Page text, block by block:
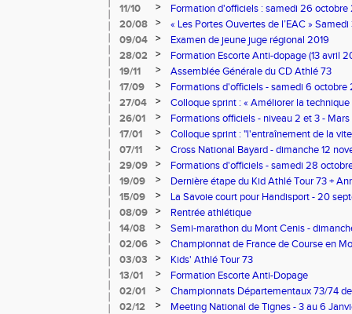
11/10
>
Formation d'officiels : samedi 26 octobre
20/08
>
« Les Portes Ouvertes de l’EAC »
09/04
>
Examen de jeune juge régional 2019
28/02
>
Formation Escorte Anti-dopage (13 avril
19/11
>
Assemblée Générale du CD Athlé 73
17/09
>
Formations d'officiels - samedi 6 octobre
27/04
>
Colloque sprint : « Améliorer la
avec Thierry TRIBONDEAU (samedi 12
26/01 >
Formations officiels - niveau 2 et 3 -
17/01
>
Colloque sprint : "l'entraînement de la
Thierry Tribondeau) 16/12/17
07/11 >
Cross National Bayard - dimanche 12
29/09
>
Formations d'officiels - samedi 28
19/09
>
Dernière étape du Kid Athlé Tour 73 +
de Montmélian
15/09 >
La Savoie court pour Handisport - 20
08/09
>
Rentrée athlétique
14/08
>
Semi-marathon du Mont Cenis -
02/06
>
Championnat de France de Course en
03/03
>
Kids' Athlé Tour 73
13/01
>
Formation Escorte Anti-Dopage
02/01
>
Championnats Départementaux 73/74
Janvier 2017
02/12 >
Meeting National de Tignes - 3 au 6